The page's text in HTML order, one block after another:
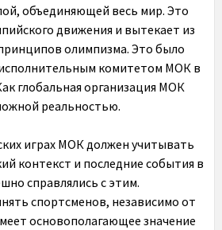
объединяющей весь мир. Это
движения и вытекает из
олимпизма. Это было
комитетом МОК в
глобальная организация МОК
реальностью.
играх МОК должен учитывать
контекст и последние события в
справлялись с этим.
спортсменов, независимо от
основополагающее значение